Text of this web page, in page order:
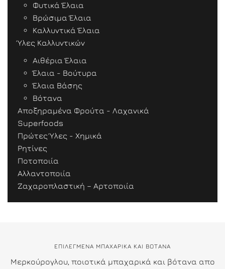
Φυτικά Έλαια
Βρώσιμα Έλαια
Καλλυντικά Έλαια
Ύλες Καλλυντικών
Αιθέρια Έλαια
Έλαια - Βούτυρα
Έλαια Βάσης
Βότανα
Αποξηραμένα Φρούτα - Λαχανικά
Superfoods
Πρώτες Ύλες - Χημικά
Ρητίνες
Ποτοποιία
Αλλαντοποιία
Ζαχαροπλαστική – Αρτοποιία
ΕΠΙΛΕΓΜΕΝΑ ΜΠΑΧΑΡΙΚΑ ΚΑΙ ΒΟΤΑΝΑ
Μερκούρογλου, ποιοτικά μπαχαρικά και βότανα απο